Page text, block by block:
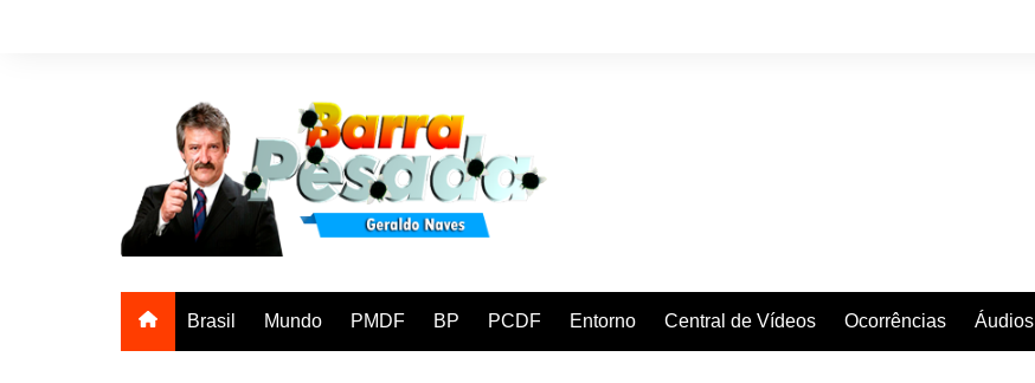
Brasil Mundo PMDF BP PCDF Entorno Central de Vídeos Ocorrências Áudios